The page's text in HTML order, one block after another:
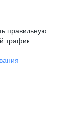
правильную
трафик.